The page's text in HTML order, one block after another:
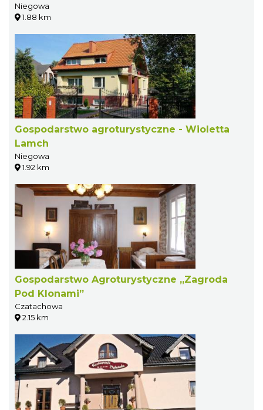
Niegowa
1.88 km
Gospodarstwo agroturystyczne - Wioletta
Lamch
Niegowa
1.92 km
Gospodarstwo Agroturystyczne „Zagroda
Pod Klonami”
Czatachowa
2.15 km